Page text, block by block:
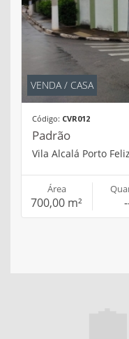
VENDA / CASA
Código: CVR012
Padrão
Vila Alcalá Porto
Área
700,00 m²